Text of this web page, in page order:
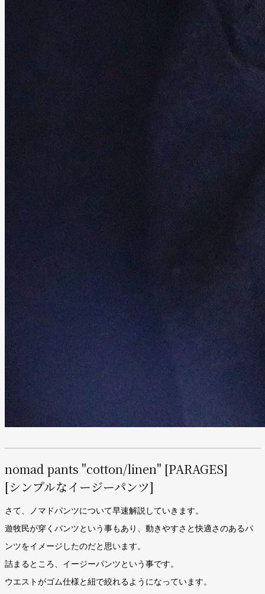
nomad pants "cotton/linen" [PARAGES]
[シンプルなイージーパンツ]
さて、ノマドパンツについて早速解説していきます。
遊牧民が穿くパンツという事もあり、動きやすさと快適さのあるパ
ンツをイメージしたのだと思います。
詰まるところ、イージーパンツという事です。
ウエストがゴム仕様と紐で絞れるようになっています。